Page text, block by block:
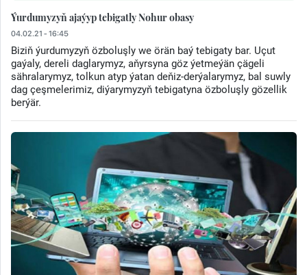
Ýurdumyzyň ajaýyp tebigatly Nohur obasy
04.02.21 - 16:45
Biziň ýurdumyzyň özboluşly we örän baý tebigaty bar. Uçut
gaýaly, dereli daglarymyz, aňyrsyna göz ýetmeýän çägeli
sähralarymyz, tolkun atyp ýatan deňiz-derýalarymyz, bal suwly
dag çeşmelerimiz, diýarymyzyň tebigatyna özboluşly gözellik
berýär.